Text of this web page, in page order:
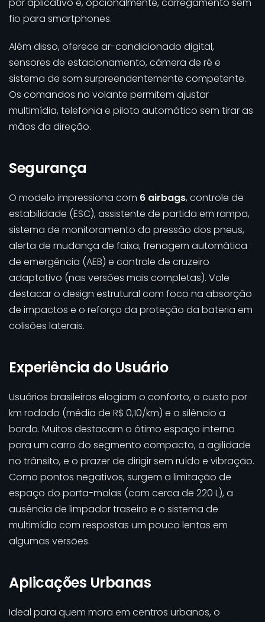
fio para smartphones.
Além disso, oferece ar-condicionado digital,
sensores de estacionamento, câmera de ré e
sistema de som surpreendentemente competente.
Os comandos no volante permitem ajustar
multimídia, telefonia e piloto automático sem tirar as
mãos da direção.
Segurança
O modelo impressiona com 6 airbags, controle de
estabilidade (ESC), assistente de partida em rampa,
sistema de monitoramento da pressão dos pneus,
alerta de mudança de faixa, frenagem automática
de emergência (AEB) e controle de cruzeiro
adaptativo (nas versões mais completas). Vale
destacar o design estrutural com foco na absorção
de impactos e o reforço da proteção da bateria em
colisões laterais.
Experiência do Usuário
Usuários brasileiros elogiam o conforto, o custo por
km rodado (média de R$ 0,10/km) e o silêncio a
bordo. Muitos destacam o ótimo espaço interno
para um carro do segmento compacto, a agilidade
no trânsito, e o prazer de dirigir sem ruído e vibração.
Como pontos negativos, surgem a limitação de
espaço do porta-malas (com cerca de 220 L), a
ausência de limpador traseiro e o sistema de
multimídia com respostas um pouco lentas em
algumas versões.
Aplicações Urbanas
Ideal para quem mora em centros urbanos, o